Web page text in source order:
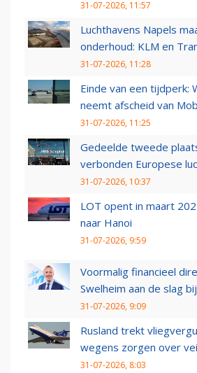
31-07-2026, 11:57
Luchthavens Napels
onderhoud: KLM en
31-07-2026, 11:28
Einde van een tijdperk:
neemt afscheid van
31-07-2026, 11:25
Gedeelde tweede
verbonden Europese
31-07-2026, 10:37
LOT opent in maart
naar Hanoi
31-07-2026, 9:59
Voormalig financieel
Swelheim aan de slag
31-07-2026, 9:09
Rusland trekt
wegens zorgen over
31-07-2026, 8:03